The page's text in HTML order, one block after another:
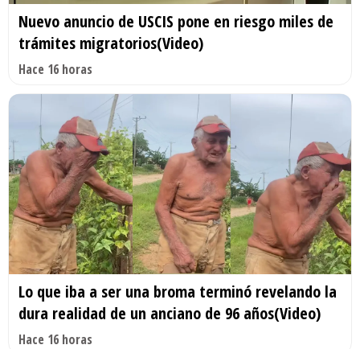
Nuevo anuncio de USCIS pone en riesgo miles de
trámites migratorios(Video)
Hace 16 horas
Lo que iba a ser una broma terminó revelando la
dura realidad de un anciano de 96 años(Video)
Hace 16 horas